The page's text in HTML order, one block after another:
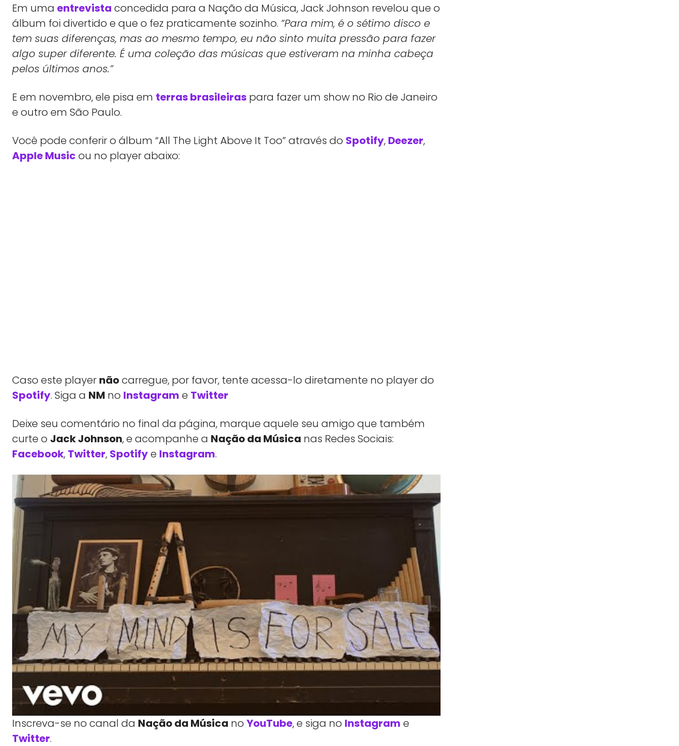
Em uma entrevista concedida para a Nação da Música, Jack Johnson revelou que o
álbum foi divertido e que o fez praticamente sozinho. “Para mim, é o sétimo disco e
tem suas diferenças, mas ao mesmo tempo, eu não sinto muita pressão para fazer
algo super diferente. É uma coleção das músicas que estiveram na minha cabeça
pelos últimos anos.”
E em novembro, ele pisa em terras brasileiras para fazer um show no Rio de Janeiro
e outro em São Paulo.
Você pode conferir o álbum “All The Light Above It Too” através do Spotify, Deezer,
Apple Music ou no player abaixo:
Caso este player nãocarregue, por favor, tente acessa-lo diretamente no player do
Spotify. Siga a NM no Instagram e Twitter
Deixe seu comentário no final da página, marque aquele seu amigo que também
curte o Jack Johnson, e acompanhe a Nação da Música nas Redes Sociais:
Facebook, Twitter, Spotifye Instagram.
Inscreva-se no canal da Nação da Música no YouTube, e siga no Instagram e
Twitter.